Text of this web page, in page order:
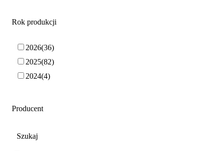
Rok produkcji
2026 36
2025 82
2024 4
Producent